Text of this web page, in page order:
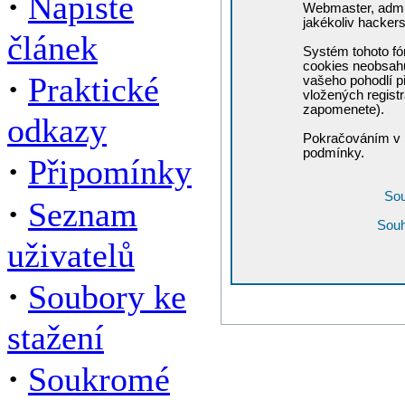
článek
· Praktické
odkazy
· Připomínky
· Seznam
uživatelů
· Soubory ke
stažení
· Soukromé
Webmaster,
jakékoliv
Systém tohoto
cookies
vašeho pohodlí
vložených
zapomenete).
Pokračováním v
podmínky.